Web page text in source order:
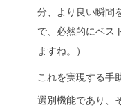
分、より良い瞬間
で、必然的にベス
ますね。）
これを実現する手
選別機能であり、